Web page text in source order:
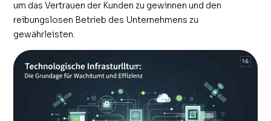
um das Vertrauen der Kunden zu gewinnen und den
reibungslosen Betrieb des Unternehmens zu
gewährleisten.